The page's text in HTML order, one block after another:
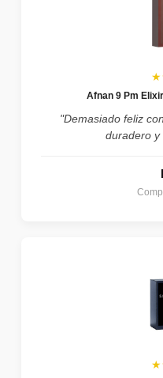
Afnan 9 Pm
"Demasiado feliz
duradero y